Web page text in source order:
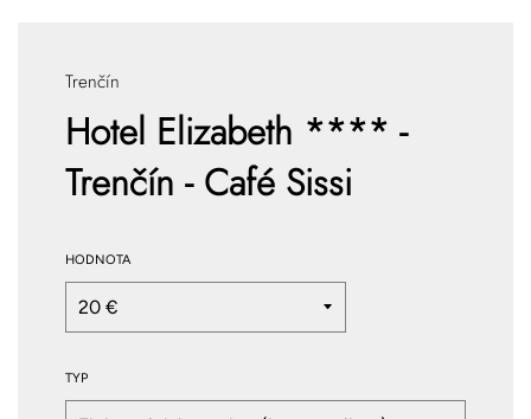
Trenčín
Hotel Elizabeth **** -
Trenčín - Café Sissi
HODNOTA
TYP